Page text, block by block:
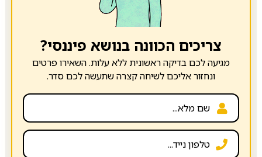
צריכים הכוונה בנושא פיננסי?
מגיעה לכם בדיקה ראשונית ללא עלות. השאירו פרטים
ונחזור אליכם לשיחה קצרה שתעשה לכם סדר.